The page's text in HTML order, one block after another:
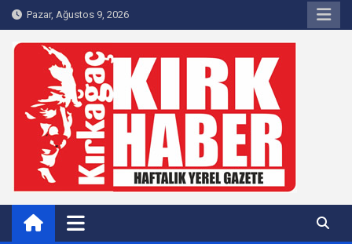
Skip
to
content
Pazar, Ağustos 9, 2026
Kırkağaç 40Haber
Kırkağaç'ın Yerel Haber Sitesi